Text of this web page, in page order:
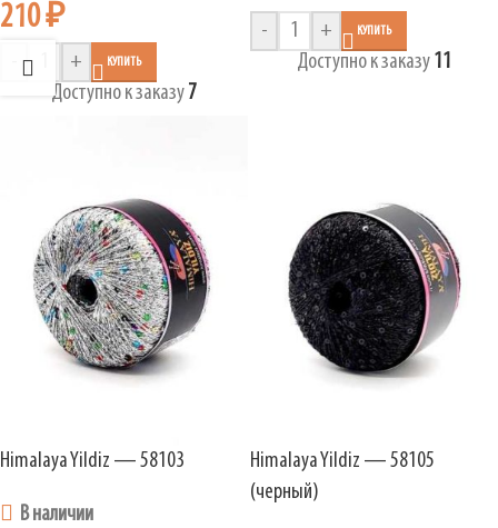
210₽
+ КУПИТЬ
Доступно к заказу 7
- + КУПИТЬ
Доступно к заказу 11
Himalaya Yildiz — 58103
В наличии
Himalaya Yildiz — 58105
(черный)